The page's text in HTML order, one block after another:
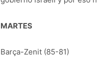
MARTES
Barça-Zenit (85-81)